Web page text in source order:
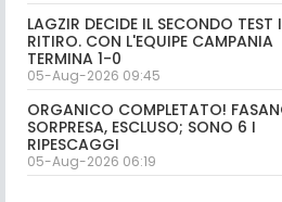
LAGZIR DECIDE IL SECONDO TEST
RITIRO. CON L'EQUIPE CAMPANIA
TERMINA 1-0
05-Aug-2026 09:45
ORGANICO COMPLETATO!
SORPRESA, ESCLUSO; SONO 6 I
RIPESCAGGI
05-Aug-2026 06:19